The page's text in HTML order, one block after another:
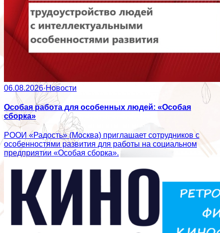
06.08.2026·Новости
Особая работа для особенных людей: «Особая
сборка»
РООИ «Радость» (Москва) приглашает сотрудников с
особенностями развития для работы на социальном
предприятии «Особая сборка».